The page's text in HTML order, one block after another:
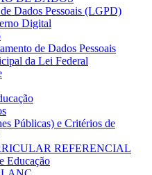
Dados Pessoais (LGPD)
Digital
de Dados Pessoais
da Lei Federal
Públicas) e Critérios de
REFERENCIAL
Educação